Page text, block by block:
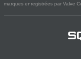
marques enregistrées par Valve